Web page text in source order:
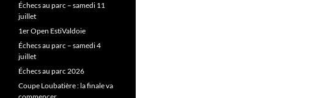
Échecs au parc – samedi 11
juillet
1er Open EstiValdoie
Échecs au parc – samedi 4
juillet
Échecs au parc 2026
Coupe Loubatière : la finale va